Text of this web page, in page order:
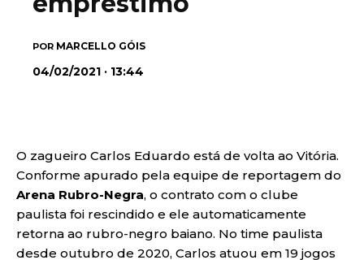
POR MARCELLO GÓIS
04/02/2021 · 13:44
O zagueiro Carlos Eduardo está de volta ao Vitória.
Conforme apurado pela equipe de reportagem do
Arena Rubro-Negra, o contrato com o clube
paulista foi rescindido e ele automaticamente
retorna ao rubro-negro baiano. No time paulista
desde outubro de 2020, Carlos atuou em 19 jogos